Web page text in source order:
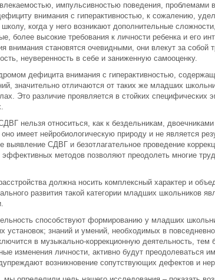
импульсивностью поведения, проблемами
внимания с гиперактивностью, к сожалению,
когда у него возникают дополнительные
более высокие требования к личности ребенка и его
внимания становятся очевидными, они влекут за собой
неуверенность в себе и заниженную самооценку.
дефицита внимания с гиперактивностью,
значительно отличаются от таких же младших
Это различие проявляется в стойких специфических
нельзя относиться, как к бездельникам,
оно имеет нейробиологическую природу и не является
выявление СДВГ и безотлагательное проведение
методов позволяют преодолеть многие
должна носить комплексный характер и
развития такой категории младших школьников
способствуют формированию у младших
установок; знаний и умений, необходимых в
в музыкально-коррекционную деятельность, тем
изменения личности, активно будут преодолеваться
возникновение сопутствующих дефектов и